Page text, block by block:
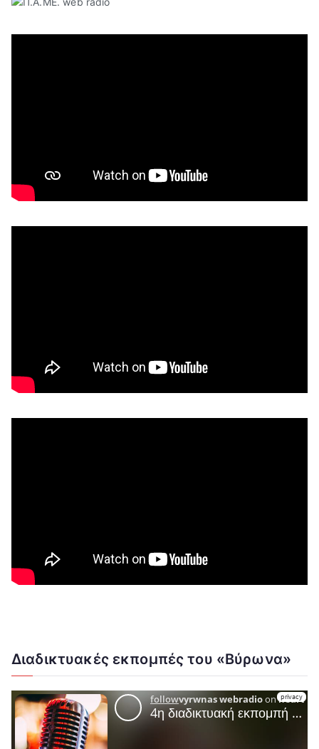
Διαδικτυακές εκπομπές του «Βύρωνα»